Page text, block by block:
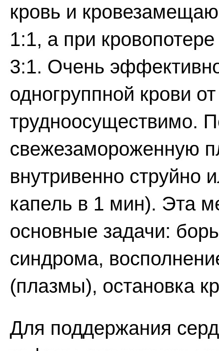
кровь и
1:1, а при
3:1. Очень
одногруппной крови
трудноосуществимо.
свежезамороженную
внутривенно струйно
капель в 1 мин). Эта
основные задачи:
синдрома,
(плазмы), остановка
Для поддержания